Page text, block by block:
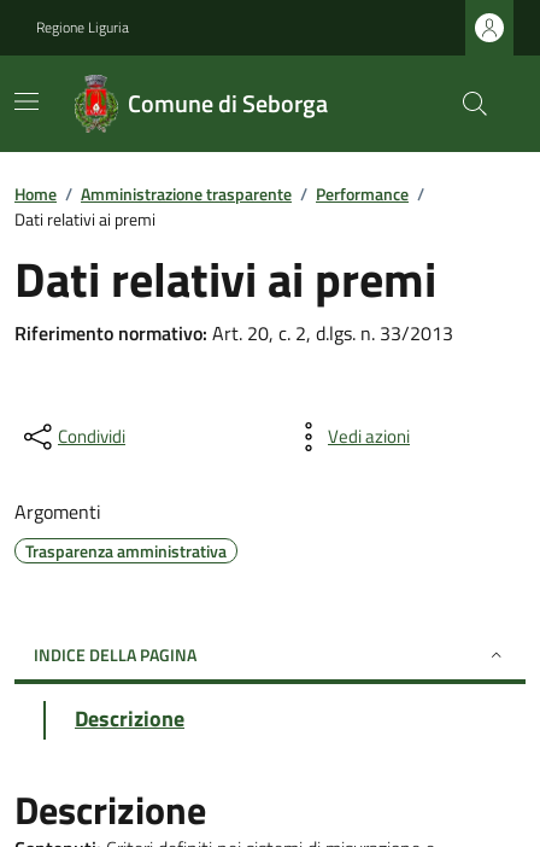
Regione Liguria
Comune di Seborga
Home / Amministrazione trasparente / Performance /
Dati relativi ai premi
Dati relativi ai premi
Riferimento normativo: Art. 20, c. 2, d.lgs. n. 33/2013
Condividi Vedi azioni
Argomenti
Trasparenza amministrativa
INDICE DELLA PAGINA
Descrizione
Descrizione